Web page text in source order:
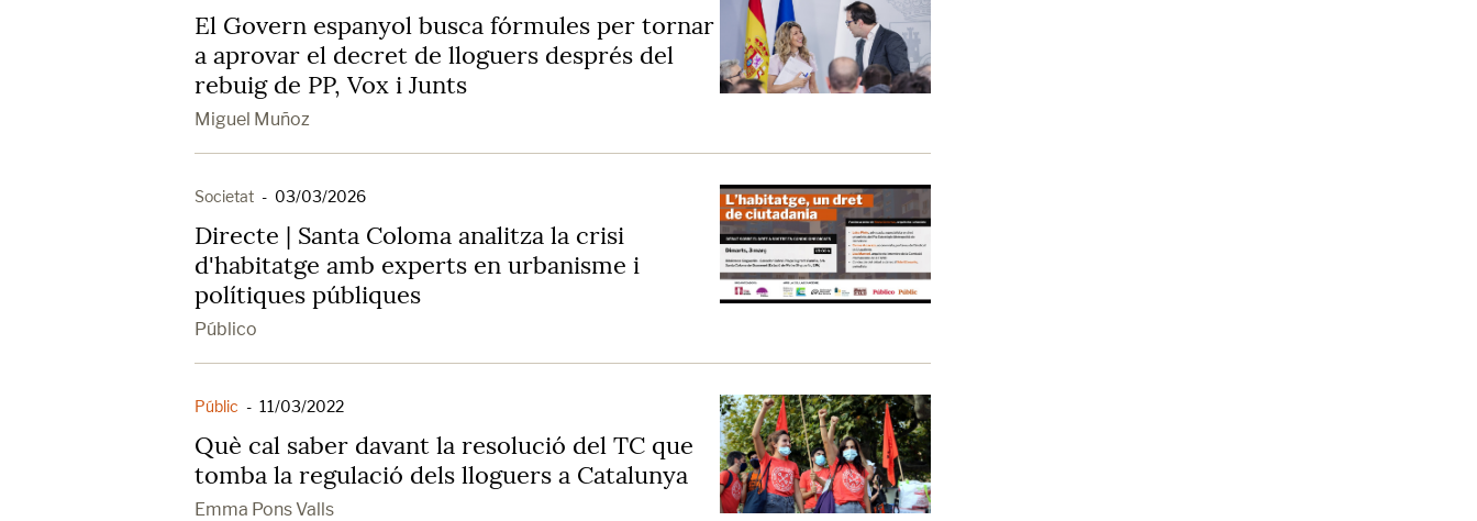
El Govern espanyol busca fórmules per tornar
a aprovar el decret de lloguers després del
rebuig de PP, Vox i Junts
Miguel Muñoz
Societat - 03/03/2026
Directe | Santa Coloma analitza la crisi
d'habitatge amb experts en urbanisme i
polítiques públiques
Público
Públic - 11/03/2022
Què cal saber davant la resolució del TC que
tomba la regulació dels lloguers a Catalunya
Emma Pons Valls